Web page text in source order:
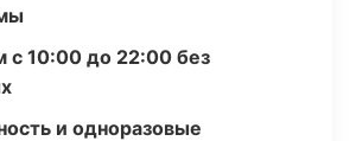
с 10:00 до 22:00 без
и одноразовые